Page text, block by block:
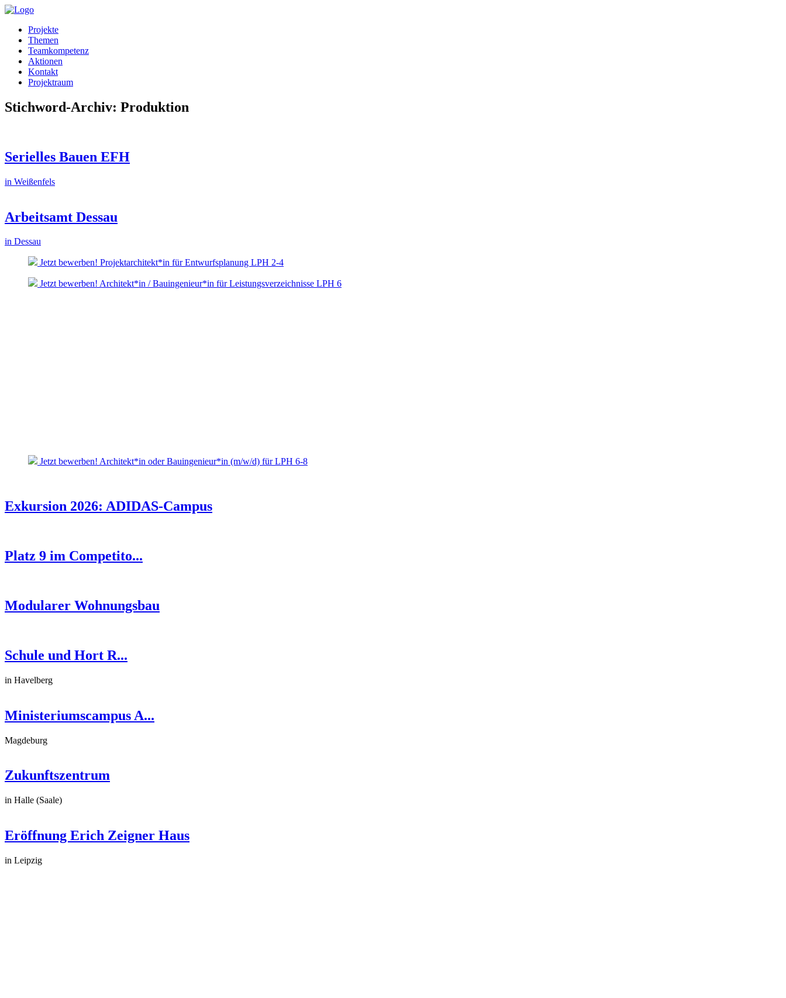
Projekte
Themen
Teamkompetenz
Aktionen
Kontakt
Projektraum
Stichword-Archiv: Produktion
Serielles Bauen EFH
in Weißenfels
Arbeitsamt Dessau
in Dessau
Jetzt bewerben! Projektarchitekt*in für Entwurfsplanung LPH 2-4
Jetzt bewerben! Architekt*in / Bauingenieur*in für Leistungsverzeichnisse LPH 6
Jetzt bewerben! Architekt*in oder Bauingenieur*in (m/w/d) für LPH 6-8
Exkursion 2026: ADIDAS-Campus
Platz 9 im Competito...
Modularer Wohnungsbau
Schule und Hort R...
in Havelberg
Ministeriumscampus A...
Magdeburg
Zukunftszentrum
in Halle (Saale)
Eröffnung Erich Zeigner Haus
in Leipzig